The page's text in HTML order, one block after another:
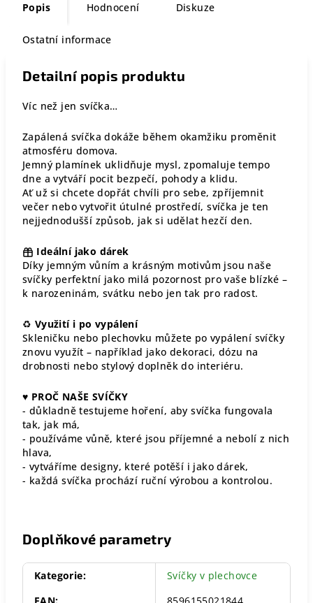
Popis Hodnocení Diskuze
Ostatní informace
Detailní popis produktu
Víc než jen svíčka…
Zapálená svíčka dokáže během okamžiku proměnit
atmosféru domova.
Jemný plamínek uklidňuje mysl, zpomaluje tempo
dne a vytváří pocit bezpečí, pohody a klidu.
Ať už si chcete dopřát chvíli pro sebe, zpříjemnit
večer nebo vytvořit útulné prostředí, svíčka je ten
nejjednodušší způsob, jak si udělat hezčí den.
Ideální jako dárek
Díky jemným vůním a krásným motivům jsou naše
svíčky perfektní jako milá pozornost pro vaše blízké –
k narozeninám, svátku nebo jen tak pro radost.
♻ Využití i po vypálení
Skleničku nebo plechovku můžete po vypálení svíčky
znovu využít – například jako dekoraci, dózu na
drobnosti nebo stylový doplněk do interiéru.
♥ PROČ NAŠE SVÍČKY
- důkladně testujeme hoření, aby svíčka fungovala
tak, jak má,
- používáme vůně, které jsou příjemné a nebolí z nich
hlava,
- vytváříme designy, které potěší i jako dárek,
- každá svíčka prochází ruční výrobou a kontrolou.
Doplňkové parametry
Kategorie:
Svíčky v plechovce